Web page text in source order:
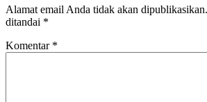
Alamat email Anda tidak akan dipublikasikan.
ditandai *
Komentar *